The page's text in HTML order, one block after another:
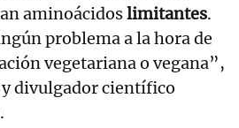
aminoácidoslimitantes.
problema a la hora de
vegetariana o vegana”,
divulgador científico